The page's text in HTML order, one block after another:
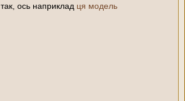
так, ось наприклад ця модель